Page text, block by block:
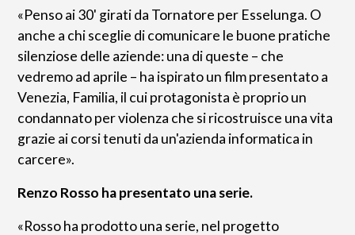
«Penso ai 30' girati da Tornatore per Esselunga. O
anche a chi sceglie di comunicare le buone pratiche
silenziose delle aziende: una di queste – che
vedremo ad aprile – ha ispirato un film presentato a
Venezia, Familia, il cui protagonista è proprio un
condannato per violenza che si ricostruisce una vita
grazie ai corsi tenuti da un'azienda informatica in
carcere».
Renzo Rosso ha presentato una serie.
«Rosso ha prodotto una serie, nel progetto